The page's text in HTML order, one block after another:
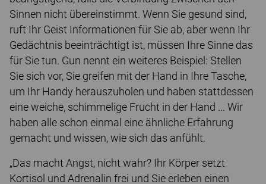
Sinnen nicht übereinstimmt. Wenn Sie gesund sind,
ruft Ihr Geist Informationen für Sie ab, aber wenn Ihr
Gedächtnis beeinträchtigt ist, müssen Ihre Sinne das
für Sie tun. Gun nennt ein weiteres Beispiel: Stellen
Sie sich vor, Sie greifen mit der Hand in Ihre Tasche,
um Ihr Handy herauszuholen und haben stattdessen
eine weiche, schimmelige Frucht in der Hand ... Wir
haben alle schon einmal eine ähnliche Erfahrung
gemacht und wissen, wie sich das anfühlt.
„Das macht Angst, nicht wahr? Ihr Körper setzt
Kortisol und Adrenalin frei und Sie erleben einen